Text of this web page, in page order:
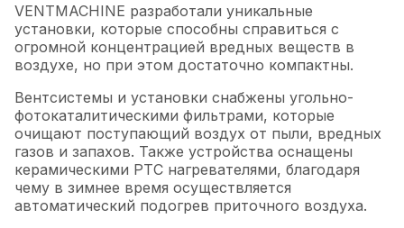
VENTMACHINE разработали уникальные
установки, которые способны справиться с
огромной концентрацией вредных веществ в
воздухе, но при этом достаточно компактны.
Вентсистемы и установки снабжены угольно-
фотокаталитическими фильтрами, которые
очищают поступающий воздух от пыли, вредных
газов и запахов. Также устройства оснащены
керамическими PTC нагревателями, благодаря
чему в зимнее время осуществляется
автоматический подогрев приточного воздуха.